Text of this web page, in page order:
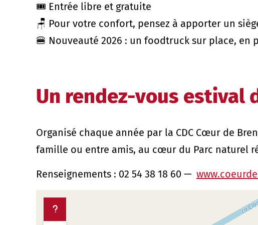
🎟️ Entrée libre et gratuite
🪑 Pour votre confort, pensez à apporter un
🍔 Nouveauté 2026 : un foodtruck sur place,
Un rendez-vous estival
Organisé chaque année par la CDC Cœur de
famille ou entre amis, au cœur du Parc naturel
Renseignements : 02 54 38 18 60 —